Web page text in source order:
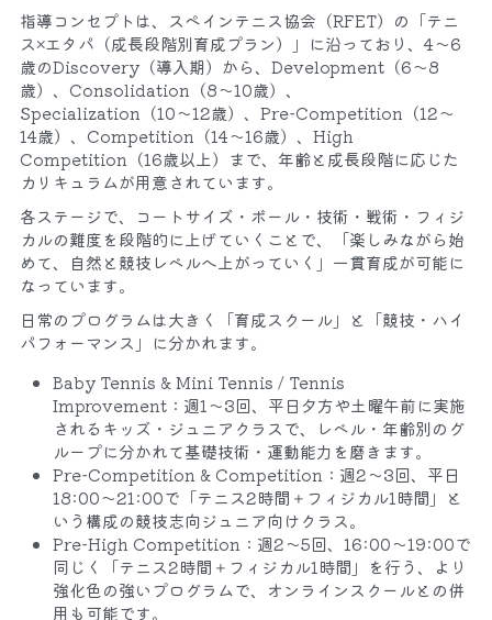
指導コンセプトは、スペインテニス協会（RFET）の「テニ
ス×エタパ（成長段階別育成プラン）」に沿っており、4〜6
歳のDiscovery（導入期）から、Development（6〜8
歳）、Consolidation（8〜10歳）、
Specialization（10〜12歳）、Pre‑Competition（12〜
14歳）、Competition（14〜16歳）、High
Competition（16歳以上）まで、年齢と成長段階に応じた
カリキュラムが用意されています。
各ステージで、コートサイズ・ボール・技術・戦術・フィジ
カルの難度を段階的に上げていくことで、「楽しみながら始
めて、自然と競技レベルへ上がっていく」一貫育成が可能に
なっています。​
日常のプログラムは大きく「育成スクール」と「競技・ハイ
パフォーマンス」に分かれます。​
Baby Tennis & Mini Tennis / Tennis
Improvement：週1〜3回、平日夕方や土曜午前に実施
されるキッズ・ジュニアクラスで、レベル・年齢別のグ
ループに分かれて基礎技術・運動能力を磨きます。​
Pre‑Competition & Competition：週2〜3回、平日
18:00〜21:00で「テニス2時間＋フィジカル1時間」と
いう構成の競技志向ジュニア向けクラス。​
Pre‑High Competition：週2〜5回、16:00〜19:00で
同じく「テニス2時間＋フィジカル1時間」を行う、より
強化色の強いプログラムで、オンラインスクールとの併
用も可能です。​